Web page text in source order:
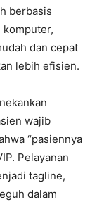
berbasis
komputer,
dan cepat
lebih efisien.
wajib
“pasiennya
Pelayanan
tagline,
dalam